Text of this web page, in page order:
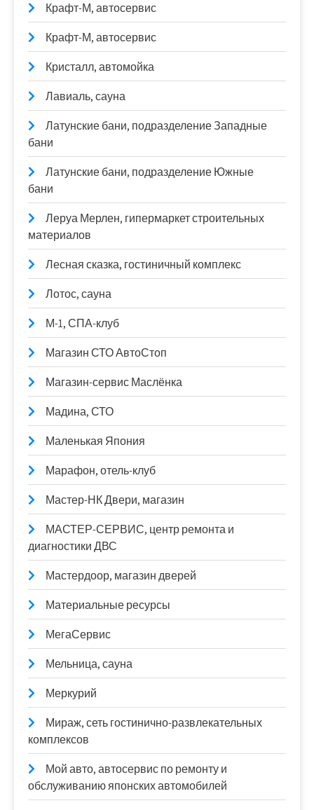
Крафт-М, автосервис
Крафт-М, автосервис
Кристалл, автомойка
Лавиаль, сауна
Латунские бани, подразделение Западные
бани
Латунские бани, подразделение Южные
бани
Леруа Мерлен, гипермаркет строительных
материалов
Лесная сказка, гостиничный комплекс
Лотос, сауна
М-1, СПА-клуб
Магазин СТО АвтоСтоп
Магазин-сервис Маслёнка
Мадина, СТО
Маленькая Япония
Марафон, отель-клуб
Мастер-НК Двери, магазин
МАСТЕР-СЕРВИС, центр ремонта и
диагностики ДВС
Мастердоор, магазин дверей
Материальные ресурсы
МегаСервис
Мельница, сауна
Меркурий
Мираж, сеть гостинично-развлекательных
комплексов
Мой авто, автосервис по ремонту и
обслуживанию японских автомобилей